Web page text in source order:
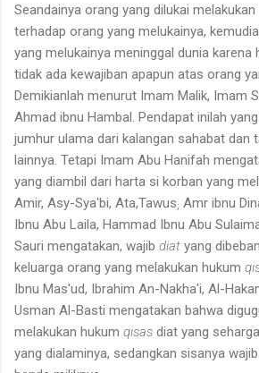
Seandainya orang yang dilukai melakukan
terhadap orang yang melukainya,
yang melukainya meninggal dunia karena
tidak ada kewajiban apapun atas orang
Demikianlah menurut Imam Malik, Imam
Ahmad ibnu Hambal. Pendapat inilah
jumhur ulama dari kalangan sahabat dan
lainnya. Tetapi Imam Abu Hanifah
yang diambil dari harta si korban yang
Amir, Asy-Sya'bi, Ata,Tawus; Amr ibnu
Ibnu Abu Laila, Hammad Ibnu Abu
Sauri mengatakan, wajib diat yang
keluarga orang yang melakukan hukum
Ibnu Mas'ud, Ibrahim An-Nakha'i, Al-
Usman Al-Basti mengatakan bahwa
melakukan hukum qisas diat yang
yang dialaminya, sedangkan sisanya